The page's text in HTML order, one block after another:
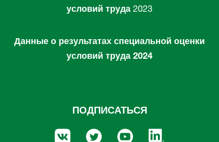
условий труда 2023
Данные о результатах специальной оценки
условий труда 2024
ПОДПИСАТЬСЯ